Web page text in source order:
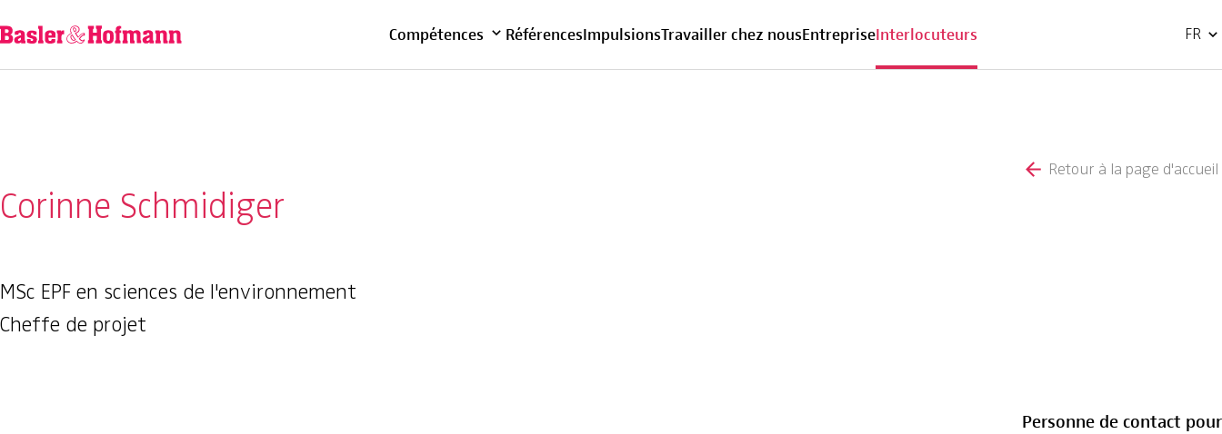
Compétences
RéférencesImpulsionsTravailler chez nousEntrepriseInterlocuteurs FREN
Retour à la page d'accueil
Corinne Schmidiger
MSc EPF en sciences de l'environnement
Cheffe de projet
Personne de contact pour